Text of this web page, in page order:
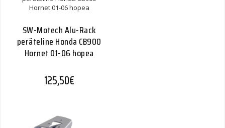
SW-Motech Alu-Rack
peräteline Honda CB900
Hornet 01-06 hopea
125,50€